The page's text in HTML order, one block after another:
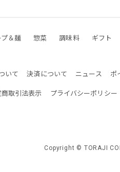
＆麺 惣菜 調味料 ギフト
いて 決済について ニュース
ポ
取引法表示 プライバシーポリシー
Copyright © TORAJI